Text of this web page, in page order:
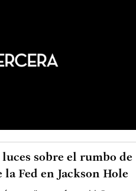
luces sobre el rumbo de
Fed en Jackson Hole